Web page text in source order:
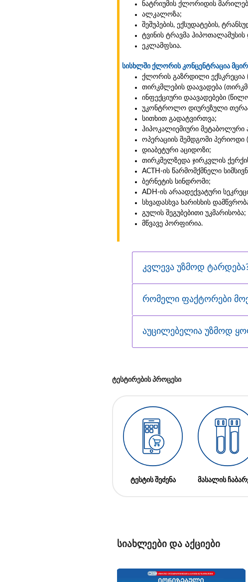
ნატრიუმის ქლორიდის
ალკალოზა;
შეშუპების, ექსუდატების,
ტვინის ტრავმა ჰიპოთალამუსის
ეკლამფსია.
სისხლში ქლორის კონცენტრაცია
ქლორის გაზრდილი ექსკრეცია
თირკმლების დაავადება
ინფექციური დაავადებები
უკონტროლო დიურეზული
სითხით გადატვირთვა;
ჰიპოკალიემიური
ოპერაციის შემდგომი
დიაბეტური აციდოზი;
თირკმელზედა ჯირკვლის
ACTH-ის წარმომქმნელი
ბერნეტის სინდრომი;
ADH-ის არაადექვატური
სხვადასხვა ხარისხის
გულის შეგუბებითი უკმარისობა;
მწვავე პორფირია.
კვლევა უზმოდ
რომელი ფაქტორები
აუცილებელია უზმოდ
ტესტირების პროცესი
ტესტის შეძენა მასალის
სიახლეები და აქციები